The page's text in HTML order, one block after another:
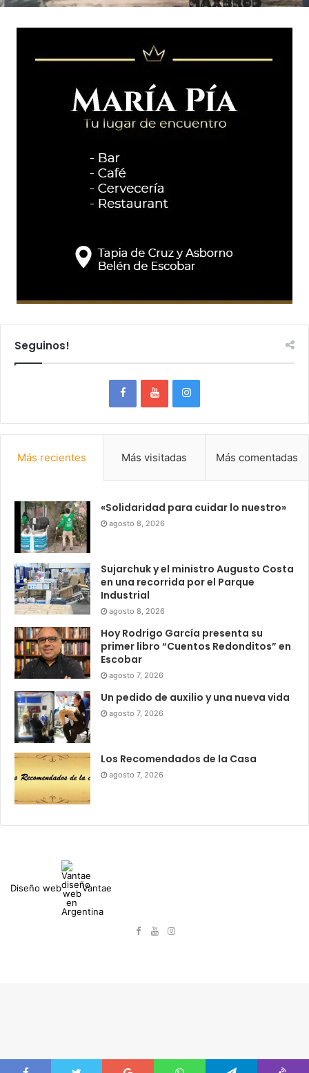
Seguinos!
Más recientes Más visitadas Más comentadas
«Solidaridad para cuidar lo nuestro»
agosto 8, 2026
Sujarchuk y el ministro Augusto Costa
en una recorrida por el Parque
Industrial
agosto 8, 2026
Hoy Rodrigo García presenta su
primer libro “Cuentos Redonditos” en
Escobar
agosto 7, 2026
Un pedido de auxilio y una nueva vida
agosto 7, 2026
Los Recomendados de la Casa
agosto 7, 2026
Diseño web Vantae